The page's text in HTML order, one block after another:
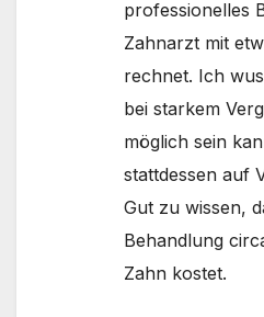
professionelles
Zahnarzt mit
rechnet. Ich
bei starkem
möglich sein
stattdessen auf
Gut zu wissen,
Behandlung
Zahn kostet.